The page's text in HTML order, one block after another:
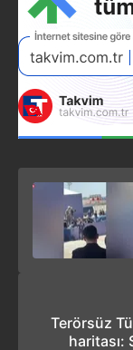
Terörsüz
haritası: